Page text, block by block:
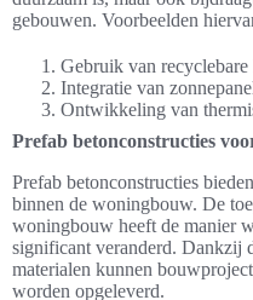
gebouwen. Voorbeelden
Gebruik van
Integratie van
Ontwikkeling van
Prefab betonconstructies
Prefab betonconstructies
binnen de woningbouw. De
woningbouw heeft de manier
significant veranderd. Dankzij
materialen kunnen
worden opgeleverd.